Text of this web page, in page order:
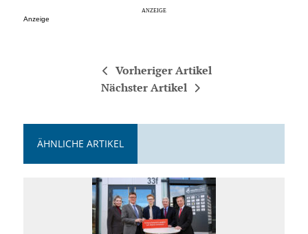
Anzeige
Vorheriger Artikel
Nächster Artikel
ÄHNLICHE ARTIKEL